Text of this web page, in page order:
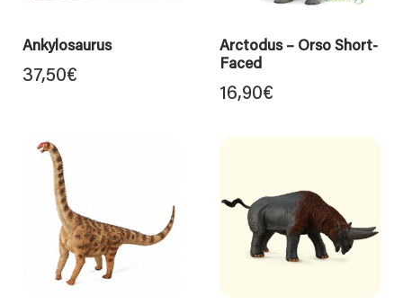
Ankylosaurus
37,50€
Arctodus – Orso Short-
Faced
16,90€